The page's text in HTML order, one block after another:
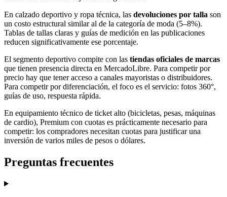
En calzado deportivo y ropa técnica, las devoluciones por talla son
un costo estructural similar al de la categoría de moda (5–8%).
Tablas de tallas claras y guías de medición en las publicaciones
reducen significativamente ese porcentaje.
El segmento deportivo compite con las tiendas oficiales de marcas
que tienen presencia directa en MercadoLibre. Para competir por
precio hay que tener acceso a canales mayoristas o distribuidores.
Para competir por diferenciación, el foco es el servicio: fotos 360°,
guías de uso, respuesta rápida.
En equipamiento técnico de ticket alto (bicicletas, pesas, máquinas
de cardio), Premium con cuotas es prácticamente necesario para
competir: los compradores necesitan cuotas para justificar una
inversión de varios miles de pesos o dólares.
Preguntas frecuentes